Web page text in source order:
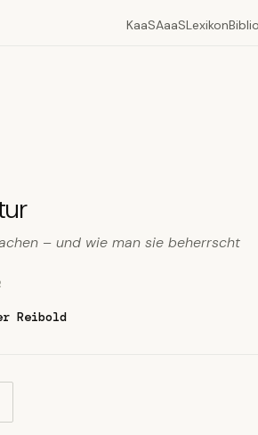
KaaSAaaSLexikon
– und wie man sie beherrscht
Reibold